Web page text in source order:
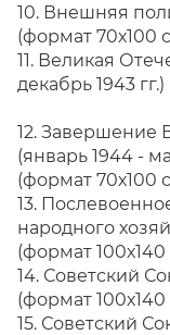
10. Внешняя
(формат
11. Великая
декабрь
12. Завершение
(январь 1944 -
(формат
13.
народного
(формат
14. Советский
(формат 100х140
15. Советский